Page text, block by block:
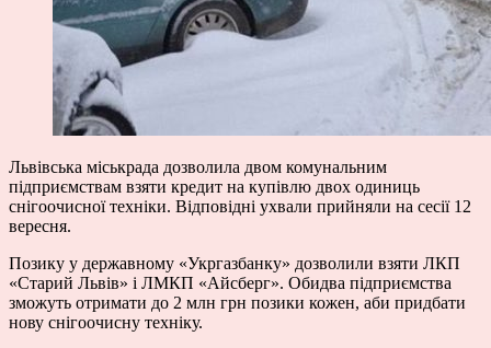
Львівська міськрада дозволила двом комунальним
підприємствам взяти кредит на купівлю двох одиниць
снігоочисної техніки. Відповідні ухвали прийняли на сесії 12
вересня.
Позику у державному «Укргазбанку» дозволили взяти ЛКП
«Старий Львів» і ЛМКП «Айсберг». Обидва підприємства
зможуть отримати до 2 млн грн позики кожен, аби придбати
нову снігоочисну техніку.